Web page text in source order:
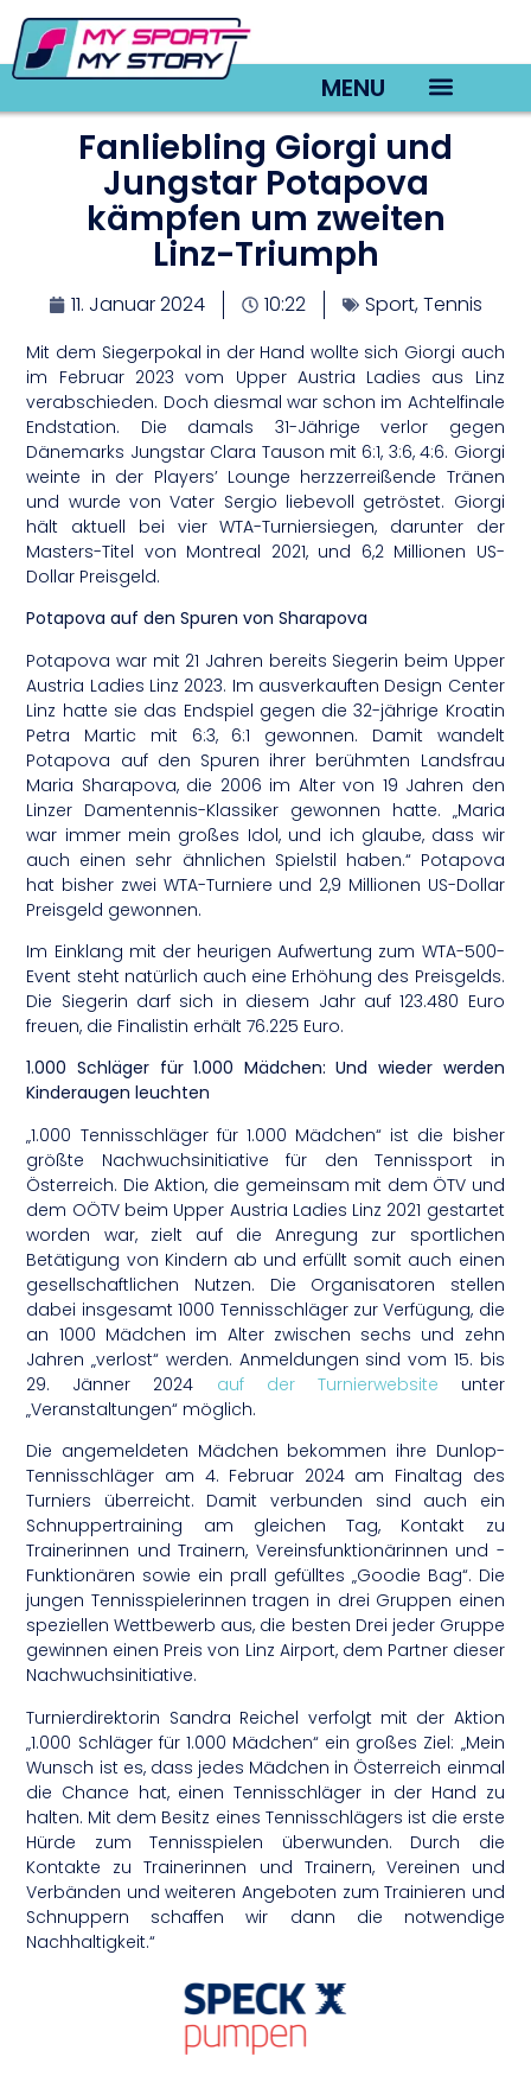
MENU
Fanliebling Giorgi und
Jungstar Potapova
kämpfen um zweiten
Linz-Triumph
11. Januar 2024 10:22 Sport,Tennis
Mit dem Siegerpokal in der Hand wollte sich Giorgi auch
im Februar 2023 vom Upper Austria Ladies aus Linz
verabschieden. Doch diesmal war schon im Achtelfinale
Endstation. Die damals 31-Jährige verlor gegen
Dänemarks Jungstar Clara Tauson mit 6:1, 3:6, 4:6. Giorgi
weinte in der Players’ Lounge herzzerreißende Tränen
und wurde von Vater Sergio liebevoll getröstet. Giorgi
hält aktuell bei vier WTA-Turniersiegen, darunter der
Masters-Titel von Montreal 2021, und 6,2 Millionen US-
Dollar Preisgeld.
Potapova auf den Spuren von Sharapova
Potapova war mit 21 Jahren bereits Siegerin beim Upper
Austria Ladies Linz 2023. Im ausverkauften Design Center
Linz hatte sie das Endspiel gegen die 32-jährige Kroatin
Petra Martic mit 6:3, 6:1 gewonnen. Damit wandelt
Potapova auf den Spuren ihrer berühmten Landsfrau
Maria Sharapova, die 2006 im Alter von 19 Jahren den
Linzer Damentennis-Klassiker gewonnen hatte. „Maria
war immer mein großes Idol, und ich glaube, dass wir
auch einen sehr ähnlichen Spielstil haben.“ Potapova
hat bisher zwei WTA-Turniere und 2,9 Millionen US-Dollar
Preisgeld gewonnen.
Im Einklang mit der heurigen Aufwertung zum WTA-500-
Event steht natürlich auch eine Erhöhung des Preisgelds.
Die Siegerin darf sich in diesem Jahr auf 123.480 Euro
freuen, die Finalistin erhält 76.225 Euro.
1.000 Schläger für 1.000 Mädchen: Und wieder werden
Kinderaugen leuchten
„1.000 Tennisschläger für 1.000 Mädchen“ ist die bisher
größte Nachwuchsinitiative für den Tennissport in
Österreich. Die Aktion, die gemeinsam mit dem ÖTV und
dem OÖTV beim Upper Austria Ladies Linz 2021 gestartet
worden war, zielt auf die Anregung zur sportlichen
Betätigung von Kindern ab und erfüllt somit auch einen
gesellschaftlichen Nutzen. Die Organisatoren stellen
dabei insgesamt 1000 Tennisschläger zur Verfügung, die
an 1000 Mädchen im Alter zwischen sechs und zehn
Jahren „verlost“ werden. Anmeldungen sind vom 15. bis
29. Jänner 2024 auf der Turnierwebsite unter
„Veranstaltungen“ möglich.
Die angemeldeten Mädchen bekommen ihre Dunlop-
Tennisschläger am 4. Februar 2024 am Finaltag des
Turniers überreicht. Damit verbunden sind auch ein
Schnuppertraining am gleichen Tag, Kontakt zu
Trainerinnen und Trainern, Vereinsfunktionärinnen und -
Funktionären sowie ein prall gefülltes „Goodie Bag“. Die
jungen Tennisspielerinnen tragen in drei Gruppen einen
speziellen Wettbewerb aus, die besten Drei jeder Gruppe
gewinnen einen Preis von Linz Airport, dem Partner dieser
Nachwuchsinitiative.
Turnierdirektorin Sandra Reichel verfolgt mit der Aktion
„1.000 Schläger für 1.000 Mädchen“ ein großes Ziel: „Mein
Wunsch ist es, dass jedes Mädchen in Österreich einmal
die Chance hat, einen Tennisschläger in der Hand zu
halten. Mit dem Besitz eines Tennisschlägers ist die erste
Hürde zum Tennisspielen überwunden. Durch die
Kontakte zu Trainerinnen und Trainern, Vereinen und
Verbänden und weiteren Angeboten zum Trainieren und
Schnuppern schaffen wir dann die notwendige
Nachhaltigkeit.“